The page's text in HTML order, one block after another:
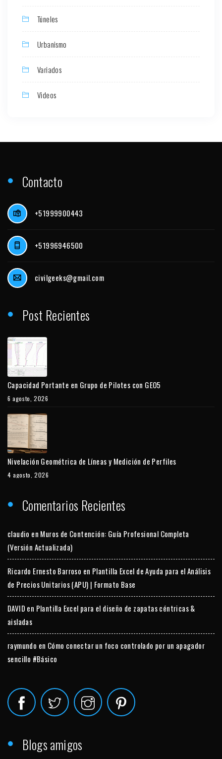
Túneles
Urbanismo
Variados
Videos
Contacto
+51999900443
+51996946500
civilgeeks@gmail.com
Post Recientes
Capacidad Portante en Grupo de Pilotes con GEO5
6 agosto, 2026
Nivelación Geométrica de Líneas y Medición de Perfiles
4 agosto, 2026
Comentarios Recientes
claudio en Muros de Contención: Guía Profesional Completa
(Versión Actualizada)
Ricardo Ernesto Barroso en Plantilla Excel de Ayuda para el Análisis
de Precios Unitarios (APU) | Formato Base
DAVID en Plantilla Excel para el diseño de zapatas céntricas &
aisladas
raymundo en Cómo conectar un foco controlado por un apagador
sencillo #Básico
Blogs amigos